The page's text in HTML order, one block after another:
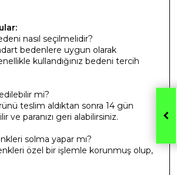
nasıl seçilmelidir?
bedenlere uygun olarak
kullandığınız bedeni tercih
mi?
teslim aldıktan sonra 14 gün
ve paranızı geri alabilirsiniz.
solma yapar mı?
özel bir işlemle korunmuş olup,